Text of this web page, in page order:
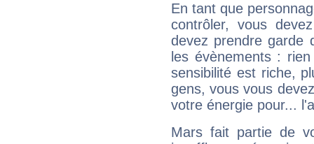
En tant que
contrôler, vous
devez prendre garde
les évènements :
sensibilité est riche,
gens, vous vous
votre énergie pour...
Mars fait partie de